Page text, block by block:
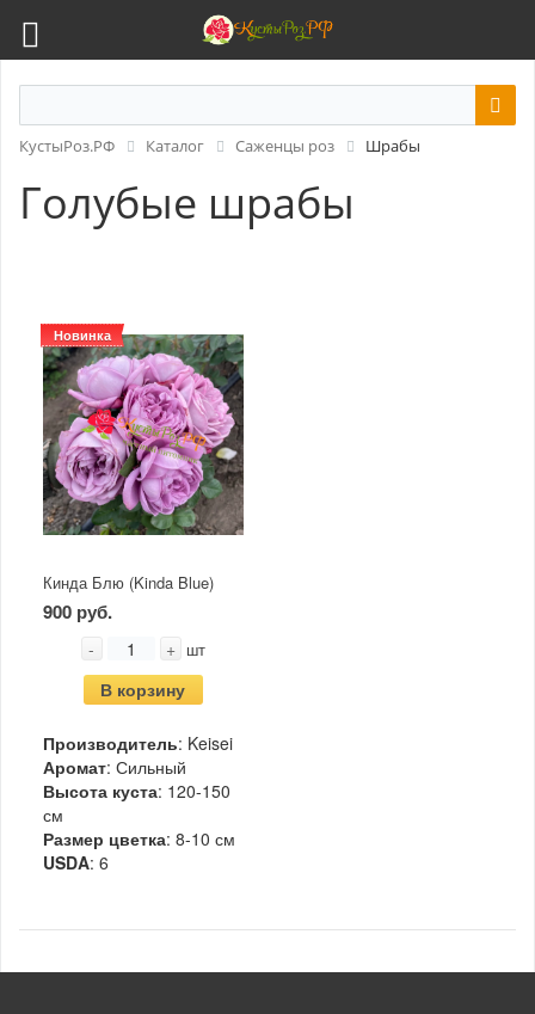
КустыРоз.РФ Каталог Саженцы роз Шрабы
Голубые шрабы
Новинка
Кинда Блю (Kinda Blue)
900 руб.
- + шт
В корзину
Производитель: Keisei
Аромат: Сильный
Высота куста: 120-150
см
Размер цветка: 8-10 см
USDA: 6